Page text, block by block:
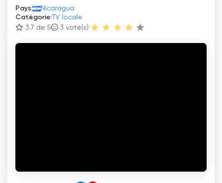
Pays:
Nicaragua
Catégorie: TV locale
3.7 de 5
3 vote(s)